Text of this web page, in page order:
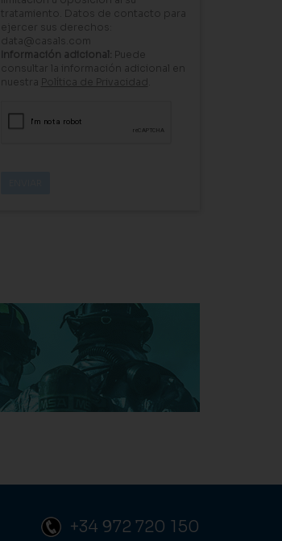
tratamiento. Datos de contacto para
ejercer sus derechos:
data@casals.com
Información adicional: Puede
consultar la información adicional en
nuestra Política de Privacidad
+34 972 720 150